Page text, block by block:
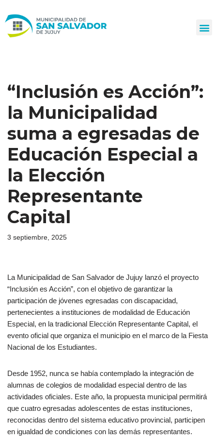
al
“Inclusión es Acción”:
la Municipalidad
suma a egresadas de
Educación Especial a
la Elección
Representante
Capital
3 septiembre, 2025
La Municipalidad de San Salvador de Jujuy lanzó el proyecto
“Inclusión es Acción”, con el objetivo de garantizar la
participación de jóvenes egresadas con discapacidad,
pertenecientes a instituciones de modalidad de Educación
Especial, en la tradicional Elección Representante Capital, el
evento oficial que organiza el municipio en el marco de la Fiesta
Nacional de los Estudiantes.
Desde 1952, nunca se había contemplado la integración de
alumnas de colegios de modalidad especial dentro de las
actividades oficiales. Este año, la propuesta municipal permitirá
que cuatro egresadas adolescentes de estas instituciones,
reconocidas dentro del sistema educativo provincial, participen
en igualdad de condiciones con las demás representantes.